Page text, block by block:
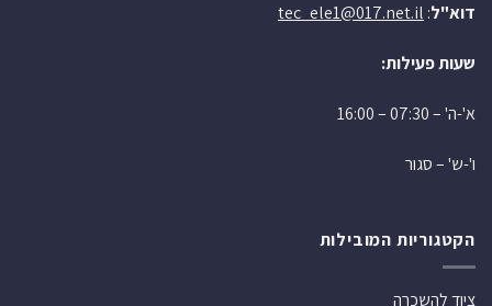
דוא"ל:
tec_ele1@017.net.il
שעות פעילות:
א'-ה' – 07:30 – 16:00
ו'-ש' – סגור
הקטגוריות המובילות
ציוד להשכרה